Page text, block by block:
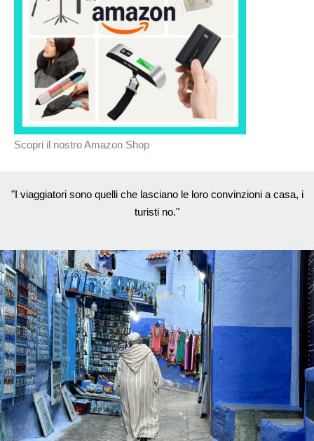
Scopri il nostro Amazon Shop
"I viaggiatori sono quelli che lasciano le loro convinzioni a casa, i
turisti no."